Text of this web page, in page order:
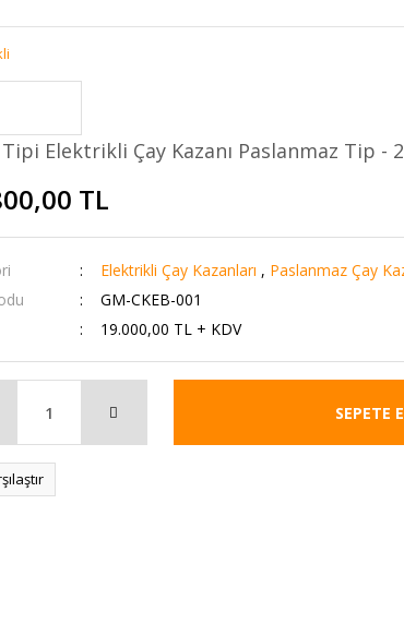
Elektrikli Çay Kazanı Paslanmaz Tip -
TL
Elektrikli Çay Kazanları , Paslanmaz Çay
GM-CKEB-001
19.000,00 TL + KDV
SEPETE